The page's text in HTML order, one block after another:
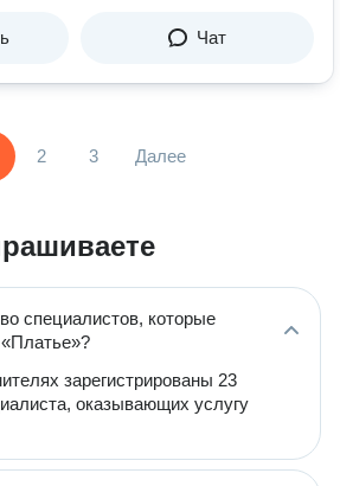
Чат
2 3 Далее
специалистов, которые
зарегистрированы 23
оказывающих услугу